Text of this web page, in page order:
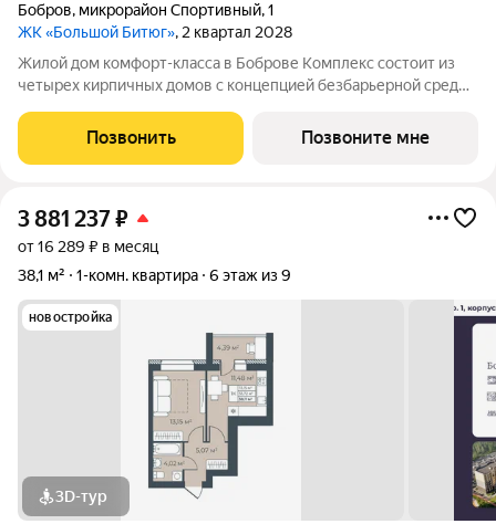
Бобров, микрорайон Спортивный,1
ЖК «Большой Битюг», 2 квартал 2028
Жилой дом комфорт-класса в Боброве Комплекс состоит из
четырех кирпичных домов с концепцией безбарьерной среды,
пожилых людей и родителей с колясками. Функциональное
использование квадратных
Позвонить Позвоните мне
3 881 237₽
от 16 289 ₽ в месяц
38,1 м²
1-комн. квартира 6 этаж из 9
новостройка
3D-тур